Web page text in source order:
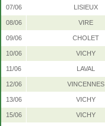
07/06 LISIEUX
08/06 VIRE
09/06 CHOLET
10/06 VICHY
11/06 LAVAL
12/06 VINCENNES
13/06 VICHY
15/06 VICHY